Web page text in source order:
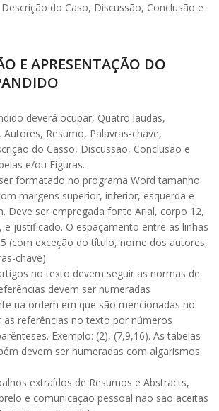
do Caso, Discussão, Conclusão e
E APRESENTAÇÃO DO
deverá ocupar, Quatro laudas,
Resumo, Palavras-chave,
do Casso, Discussão, Conclusão e
e/ou Figuras.
formatado no programa Word tamanho
margens superior, inferior, esquerda e
Deve ser empregada fonte Arial, corpo 12,
justificado. O espaçamento entre as linhas
(com exceção do título, nome dos autores,
chave).
no texto devem seguir as normas de
devem ser numeradas
na ordem em que são mencionadas no
as referências no texto por números
Exemplo: (2), (7,9,16). As tabelas
devem ser numeradas com algarismos
extraídos de Resumos e Abstracts,
e comunicação pessoal não são aceitas